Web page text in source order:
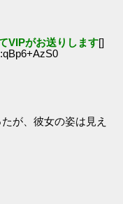
VIPがお送りします[]
が、彼女の姿は見え